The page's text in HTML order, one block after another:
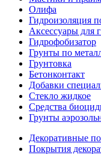
Олифа
Гидроизоляция
Аксессуары для
Гидрофобизатор
Грунты по
Грунтовка
Бетонконтакт
Добавки
Стекло жидкое
Средства
Грунты
Декоративные
Покрытия